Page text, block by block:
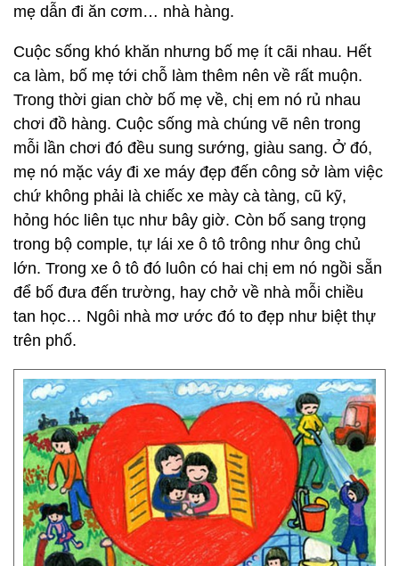
mẹ dẫn đi ăn cơm… nhà hàng.
Cuộc sống khó khăn nhưng bố mẹ ít cãi nhau. Hết
ca làm, bố mẹ tới chỗ làm thêm nên về rất muộn.
Trong thời gian chờ bố mẹ về, chị em nó rủ nhau
chơi đồ hàng. Cuộc sống mà chúng vẽ nên trong
mỗi lần chơi đó đều sung sướng, giàu sang. Ở đó,
mẹ nó mặc váy đi xe máy đẹp đến công sở làm việc
chứ không phải là chiếc xe mày cà tàng, cũ kỹ,
hỏng hóc liên tục như bây giờ. Còn bố sang trọng
trong bộ comple, tự lái xe ô tô trông như ông chủ
lớn. Trong xe ô tô đó luôn có hai chị em nó ngồi sẵn
để bố đưa đến trường, hay chở về nhà mỗi chiều
tan học… Ngôi nhà mơ ước đó to đẹp như biệt thự
trên phố.